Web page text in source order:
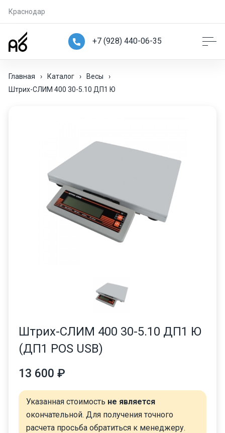
Краснодар
+7 (928) 440-06-35
Главная › Каталог › Весы
›
Штрих-СЛИМ 400 30-5.10 ДП1 Ю
Штрих-СЛИМ 400 30-5.10 ДП1 Ю
(ДП1 POS USB)
13 600 ₽
Указанная стоимость не является
окончательной. Для получения точного
расчета просьба обратиться к менеджеру.